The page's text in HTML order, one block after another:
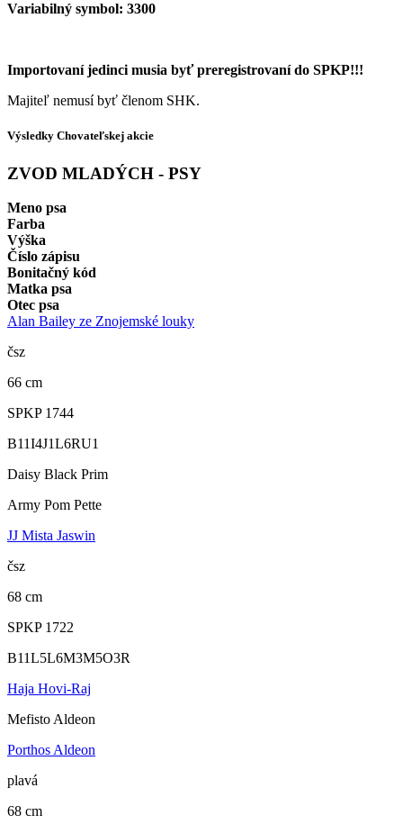
Variabilný symbol: 3300
Importovaní jedinci musia byť preregistrovaní do SPKP!!!
Majiteľ nemusí byť členom SHK.
Výsledky Chovateľskej akcie
ZVOD MLADÝCH - PSY
Meno psa
Farba
Výška
Číslo zápisu
Bonitačný kód
Matka psa
Otec psa
Alan Bailey ze Znojemské louky
čsz
66 cm
SPKP 1744
B11I4J1L6RU1
Daisy Black Prim
Army Pom Pette
JJ Mista Jaswin
čsz
68 cm
SPKP 1722
B11L5L6M3M5O3R
Haja Hovi-Raj
Mefisto Aldeon
Porthos Aldeon
plavá
68 cm